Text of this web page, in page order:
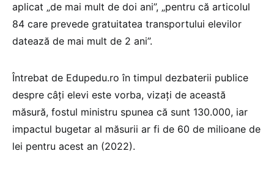
aplicat „de mai mult de doi ani”, „pentru că articolul
84 care prevede gratuitatea transportului elevilor
datează de mai mult de 2 ani”.
Întrebat de Edupedu.ro în timpul dezbaterii publice
despre câți elevi este vorba, vizați de această
măsură, fostul ministru spunea că sunt 130.000, iar
impactul bugetar al măsurii ar fi de 60 de milioane de
lei pentru acest an (2022).